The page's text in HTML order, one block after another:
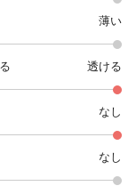
薄い
透ける
なし
なし